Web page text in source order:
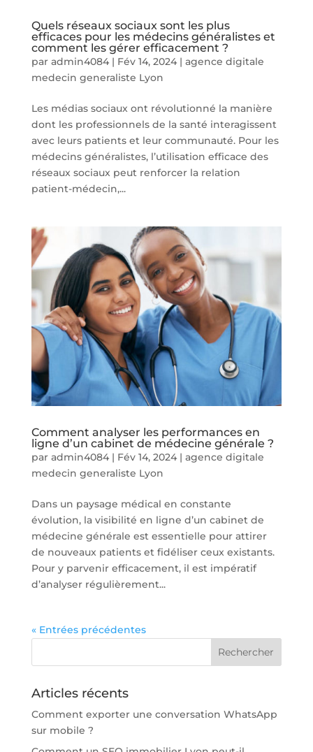
Quels réseaux sociaux sont les plus
efficaces pour les médecins généralistes et
comment les gérer efficacement ?
par admin4084| Fév 14, 2024| agence digitale
medecin generaliste Lyon
Les médias sociaux ont révolutionné la manière
dont les professionnels de la santé interagissent
avec leurs patients et leur communauté. Pour les
médecins généralistes, l’utilisation efficace des
réseaux sociaux peut renforcer la relation
patient-médecin,...
Comment analyser les performances en
ligne d’un cabinet de médecine générale ?
par admin4084| Fév 14, 2024| agence digitale
medecin generaliste Lyon
Dans un paysage médical en constante
évolution, la visibilité en ligne d’un cabinet de
médecine générale est essentielle pour attirer
de nouveaux patients et fidéliser ceux existants.
Pour y parvenir efficacement, il est impératif
d’analyser régulièrement...
« Entrées précédentes
Articles récents
Comment exporter une conversation WhatsApp
sur mobile ?